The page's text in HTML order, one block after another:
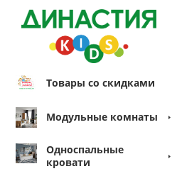
Товары со скидками
Модульные комнаты
Односпальные
кровати